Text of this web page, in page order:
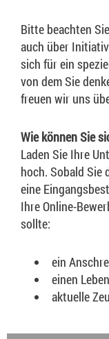
Bitte beachten
auch über
sich für ein
von dem Sie
freuen wir uns
Wie können Sie
Laden Sie Ihre
hoch. Sobald Sie
eine
Ihre Online-
sollte:
ein
einen
aktuelle